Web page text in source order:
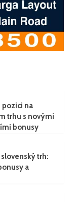
pozici na
trhu s novými
bonusy
trh:
a